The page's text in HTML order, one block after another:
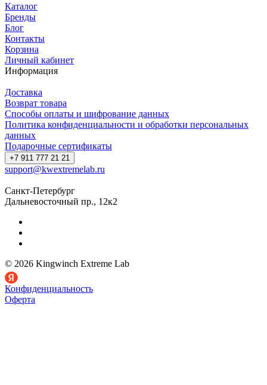
Каталог
Бренды
Блог
Контакты
Корзина
Личный кабинет
Информация
Доставка
Возврат товара
Способы оплаты и шифрование данных
Политика конфиденциальности и обработки персональных
данных
Подарочные сертификаты
+7 911 777 21 21
support@kwextremelab.ru
Санкт-Петербург
Дальневосточный пр., 12к2
© 2026 Kingwinch Extreme Lab
Конфиденциальность
Оферта